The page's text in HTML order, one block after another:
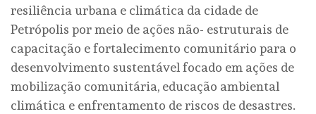
resiliência urbana e climática da cidade de
Petrópolis por meio de ações não- estruturais de
capacitação e fortalecimento comunitário para o
desenvolvimento sustentável focado em ações de
mobilização comunitária, educação ambiental
climática e enfrentamento de riscos de desastres.